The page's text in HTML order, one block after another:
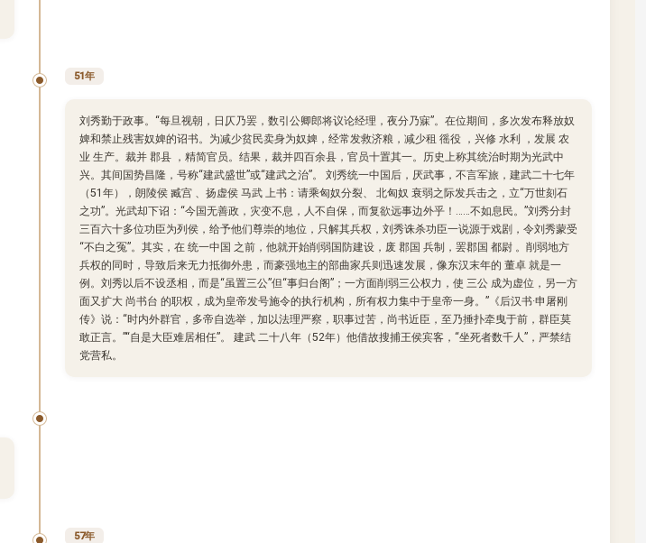
51年
刘秀勤于政事。“每旦视朝，日仄乃罢，数引公卿郎将议论经理，夜分乃寐”。在位期间，多次发布释放奴
婢和禁止残害奴婢的诏书。为减少贫民卖身为奴婢，经常发救济粮，减少租 徭役 ，兴修 水利 ，发展 农
业 生产。裁并 郡县 ，精简官员。结果，裁并四百余县，官员十置其一。历史上称其统治时期为光武中
兴。其间国势昌隆，号称“建武盛世”或“建武之治”。 刘秀统一中国后，厌武事，不言军旅，建武二十七年
（51年），朗陵侯 臧宫 、扬虚侯 马武 上书：请乘匈奴分裂、 北匈奴 衰弱之际发兵击之，立“万世刻石
之功”。光武却下诏：“今国无善政，灾变不息，人不自保，而复欲远事边外乎！……不如息民。”刘秀分封
三百六十多位功臣为列侯，给予他们尊崇的地位，只解其兵权，刘秀诛杀功臣一说源于戏剧，令刘秀蒙受
“不白之冤”。其实，在 统一中国 之前，他就开始削弱国防建设，废 郡国 兵制，罢郡国 都尉 。削弱地方
兵权的同时，导致后来无力抵御外患，而豪强地主的部曲家兵则迅速发展，像东汉末年的 董卓 就是一
例。刘秀以后不设丞相，而是“虽置三公”但“事归台阁”；一方面削弱三公权力，使 三公 成为虚位，另一方
面又扩大 尚书台 的职权，成为皇帝发号施令的执行机构，所有权力集中于皇帝一身。”《后汉书·申屠刚
传》说：“时内外群官，多帝自选举，加以法理严察，职事过苦，尚书近臣，至乃捶扑牵曳于前，群臣莫
敢正言。”“自是大臣难居相任”。 建武 二十八年（52年）他借故搜捕王侯宾客，“坐死者数千人”，严禁结
党营私。
57年